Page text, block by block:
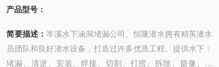
产品型号：
简要描述：岑溪水下涵洞堵漏公司、恒隆潜水拥有精英潜水
员团队和良好潜水设备，打造过许多优质工程。提供水下：
堵漏、清淤、安装、焊接、切割、打捞、拆除、摄像、检